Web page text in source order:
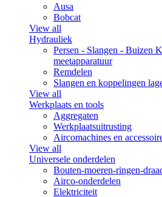
Ausa
Bobcat
View all
Hydrauliek
Persen - Slangen - Buizen
meetapparatuur
Remdelen
Slangen en koppelingen
View all
Werkplaats en tools
Aggregaten
Werkplaatsuitrusting
Aircomachines en
View all
Universele onderdelen
Bouten-moeren-ringen-
Airco-onderdelen
Elektriciteit